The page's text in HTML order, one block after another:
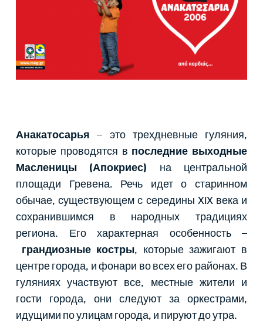
Анакатосарья– это трехдневные гуляния,
которые проводятся в последние выходные
Масленицы (Апокриес) на центральной
площади Гревена. Речь идет о старинном
обычае, существующем с середины XIX века и
сохранившимся в народных традициях
региона. Его характерная особенность –
грандиозные костры, которые зажигают в
центре города, и фонари во всех его районах. В
гуляниях участвуют все, местные жители и
гости города, они следуют за оркестрами,
идущими по улицам города, и пируют до утра.